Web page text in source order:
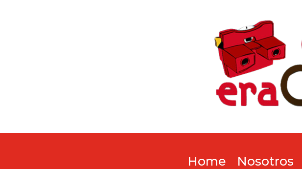
Home Nosotros